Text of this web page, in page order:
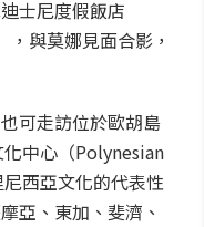
士尼度假飯店
，與莫娜見面合影，
可走訪位於歐胡島
中心（Polynesian
西亞文化的代表性
亞、東加、斐濟、